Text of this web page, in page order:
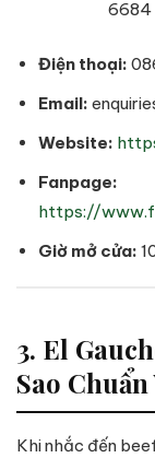
6684
Điện thoại:
Email:
Website:
Fanpage:
https://
Giờ mở cửa:
3. El
Sao
Khi nhắc đến